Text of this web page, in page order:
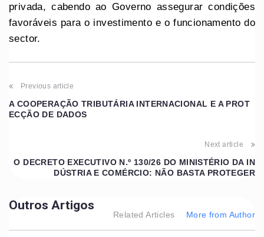
privada, cabendo ao Governo assegurar condições
favoráveis para o investimento e o funcionamento do
sector.
Previous article
A COOPERAÇÃO TRIBUTÁRIA INTERNACIONAL E A PROT
ECÇÃO DE DADOS
Next article
O DECRETO EXECUTIVO N.º 130/26 DO MINISTÉRIO DA IN
DÚSTRIA E COMÉRCIO: NÃO BASTA PROTEGER
Outros Artigos
Related Articles More from Author